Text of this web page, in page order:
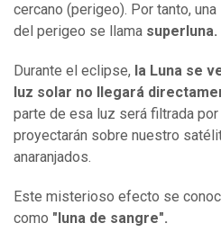
cercano (perigeo). Por tanto,
del perigeo se llama superluna.
Durante el eclipse, la Luna se
luz solar no llegará
parte de esa luz será filtrada
proyectarán sobre nuestro
anaranjados.
Este misterioso efecto se
como "luna de sangre".